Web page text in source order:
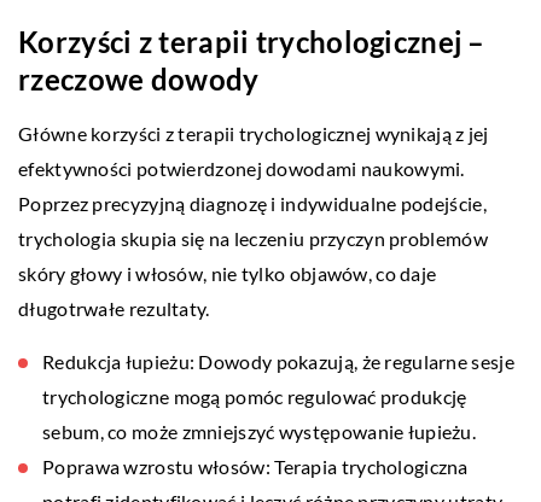
Korzyści z terapii trychologicznej –
rzeczowe dowody
Główne korzyści z terapii trychologicznej wynikają z jej
efektywności potwierdzonej dowodami naukowymi.
Poprzez precyzyjną diagnozę i indywidualne podejście,
trychologia skupia się na leczeniu przyczyn problemów
skóry głowy i włosów, nie tylko objawów, co daje
długotrwałe rezultaty.
Redukcja łupieżu: Dowody pokazują, że regularne sesje
trychologiczne mogą pomóc regulować produkcję
sebum, co może zmniejszyć występowanie łupieżu.
Poprawa wzrostu włosów: Terapia trychologiczna